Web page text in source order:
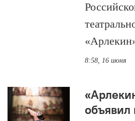
8:58, 16 июня
объявил